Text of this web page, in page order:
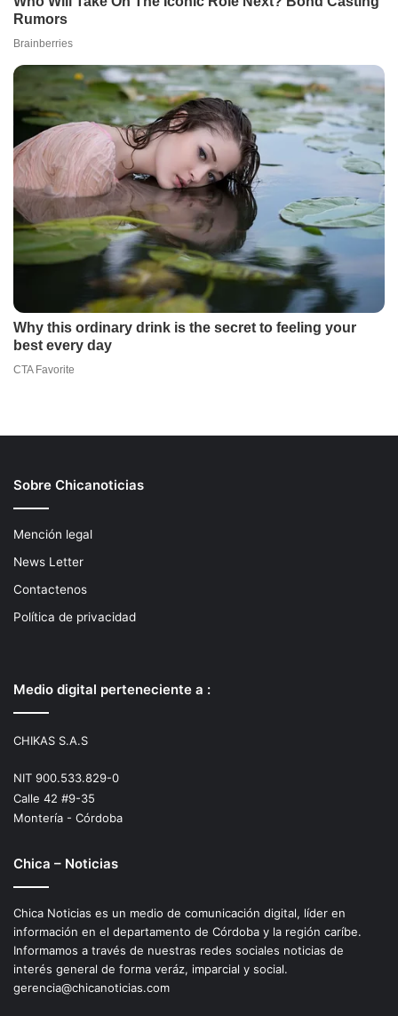
Sobre Chicanoticias
Mención legal
News Letter
Contactenos
Política de privacidad
Medio digital perteneciente a :
CHIKAS S.A.S
NIT 900.533.829-0
Calle 42 #9-35
Montería - Córdoba
Chica – Noticias
Chica Noticias es un medio de comunicación digital, líder en
información en el departamento de Córdoba y la región caríbe.
Informamos a través de nuestras redes sociales noticias de
interés general de forma veráz, imparcial y social.
gerencia@chicanoticias.com